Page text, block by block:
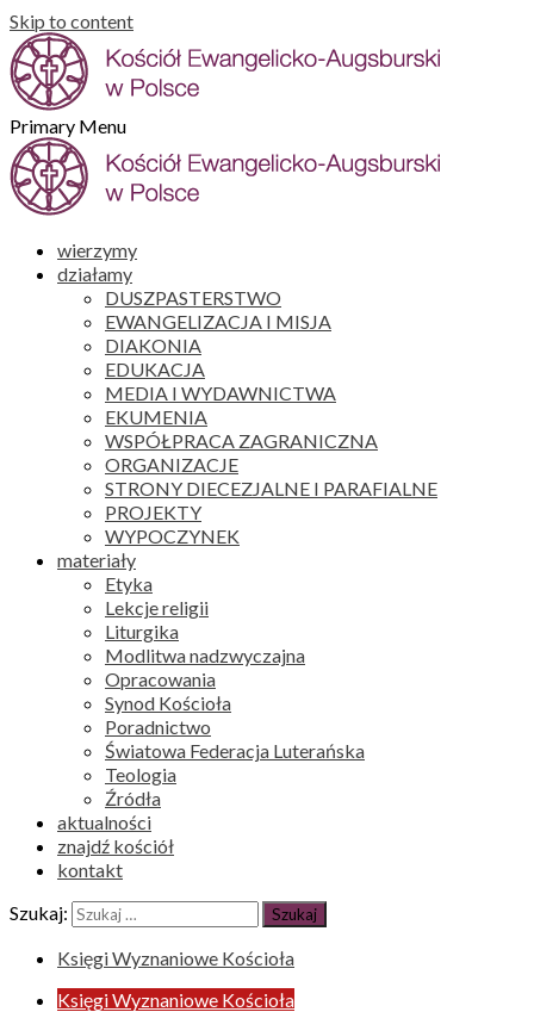
Skip to content
Primary Menu
wierzymy
działamy
DUSZPASTERSTWO
EWANGELIZACJA I MISJA
DIAKONIA
EDUKACJA
MEDIA I WYDAWNICTWA
EKUMENIA
WSPÓŁPRACA ZAGRANICZNA
ORGANIZACJE
STRONY DIECEZJALNE I PARAFIALNE
PROJEKTY
WYPOCZYNEK
materiały
Etyka
Lekcje religii
Liturgika
Modlitwa nadzwyczajna
Opracowania
Synod Kościoła
Poradnictwo
Światowa Federacja Luterańska
Teologia
Źródła
aktualności
znajdź kościół
kontakt
Szukaj:
Księgi Wyznaniowe Kościoła
Księgi Wyznaniowe Kościoła